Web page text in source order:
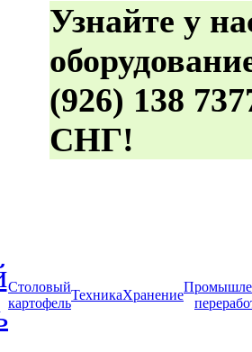
Узнайте у
(926) 138
СНГ!
Столовый
картофель
ТехникаХранение